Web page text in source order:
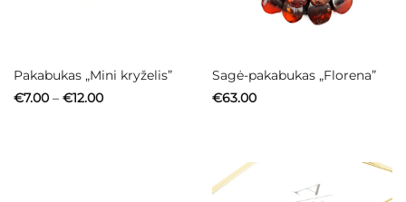
Pakabukas „Mini kryželis”
€7.00 – €12.00Price
Sagė-pakabukas „Florena”
€63.00